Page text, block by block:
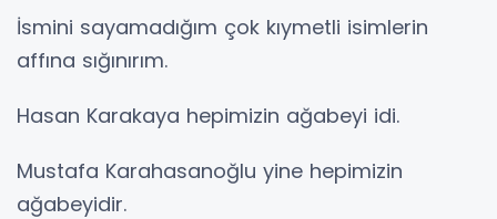
İsmini sayamadığım çok kıymetli isimlerin
affına sığınırım.
Hasan Karakaya hepimizin ağabeyi idi.
Mustafa Karahasanoğlu yine hepimizin
ağabeyidir.